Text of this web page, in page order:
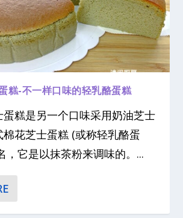
糕-不一样口味的轻乳酪蛋糕
糕是另一个口味采用奶油芝士
花芝士蛋糕 (或称轻乳酪蛋
，它是以抹茶粉来调味的。...